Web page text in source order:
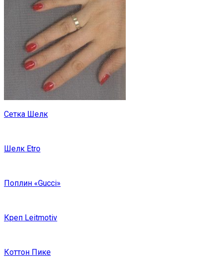
Сетка Шелк
Шелк Etro
Поплин «Gucci»
Креп Leitmotiv
Коттон Пике